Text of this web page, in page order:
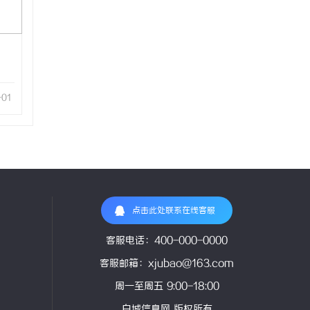
点击此处联系在线客服
客服电话：400-000-0000
客服邮箱：xjubao@163.com
周一至周五 9:00-18:00